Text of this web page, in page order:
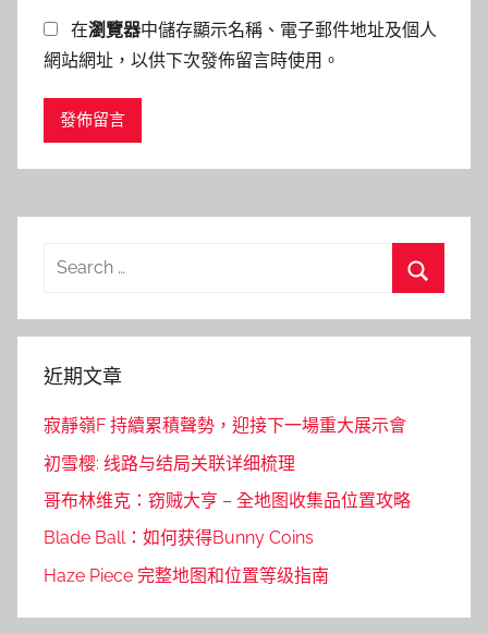
在瀏覽器中儲存顯示名稱、電子郵件地址及個人
網站網址，以供下次發佈留言時使用。
Search
近期文章
寂靜嶺F 持續累積聲勢，迎接下一場重大展示會
初雪樱: 线路与结局关联详细梳理
哥布林维克：窃贼大亨 – 全地图收集品位置攻略
Blade Ball：如何获得Bunny Coins
Haze Piece 完整地图和位置等级指南